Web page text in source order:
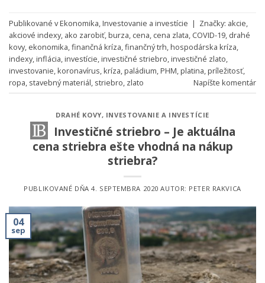
Publikované vEkonomika Investovanie a investície | Značky: akcie
akciové indexy, ako zarobiť, burza cena cena zlata COVID-19 drahé
kovy, ekonomika finančná kríza finančný trh hospodárska kríza
indexy, inflácia investície investičné striebro investičné zlato
investovanie koronavírus kríza paládium PHM platina príležitosť,
ropa stavebný materiál striebro zlato Napíšte komentár
DRAHÉ KOVY, INVESTOVANIE A INVESTÍCIE
Investičné striebro – Je aktuálna
cena striebra ešte vhodná na nákup
striebra?
PUBLIKOVANÉ DŇA4. SEPTEMBRA 2020 AUTOR: PETER RAKVICA
04
sep